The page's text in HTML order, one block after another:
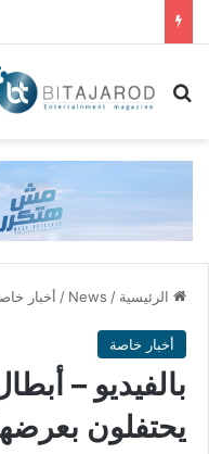
بحث عن
الرئيسية /
News
/ أخبار
أخبار خاصة
بالفيديو –
يحتفلون